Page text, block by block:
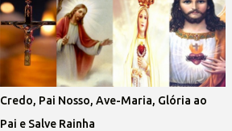
Credo, Pai Nosso, Ave-Maria, Glória ao
Pai e Salve Rainha